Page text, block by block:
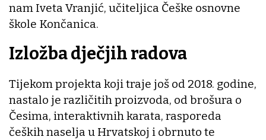
nam Iveta Vranjić, učiteljica Češke osnovne
škole Končanica.
Izložba dječjih radova
Tijekom projekta koji traje još od 2018. godine,
nastalo je različitih proizvoda, od brošura o
Česima, interaktivnih karata, rasporeda
čeških naselja u Hrvatskoj i obrnuto te